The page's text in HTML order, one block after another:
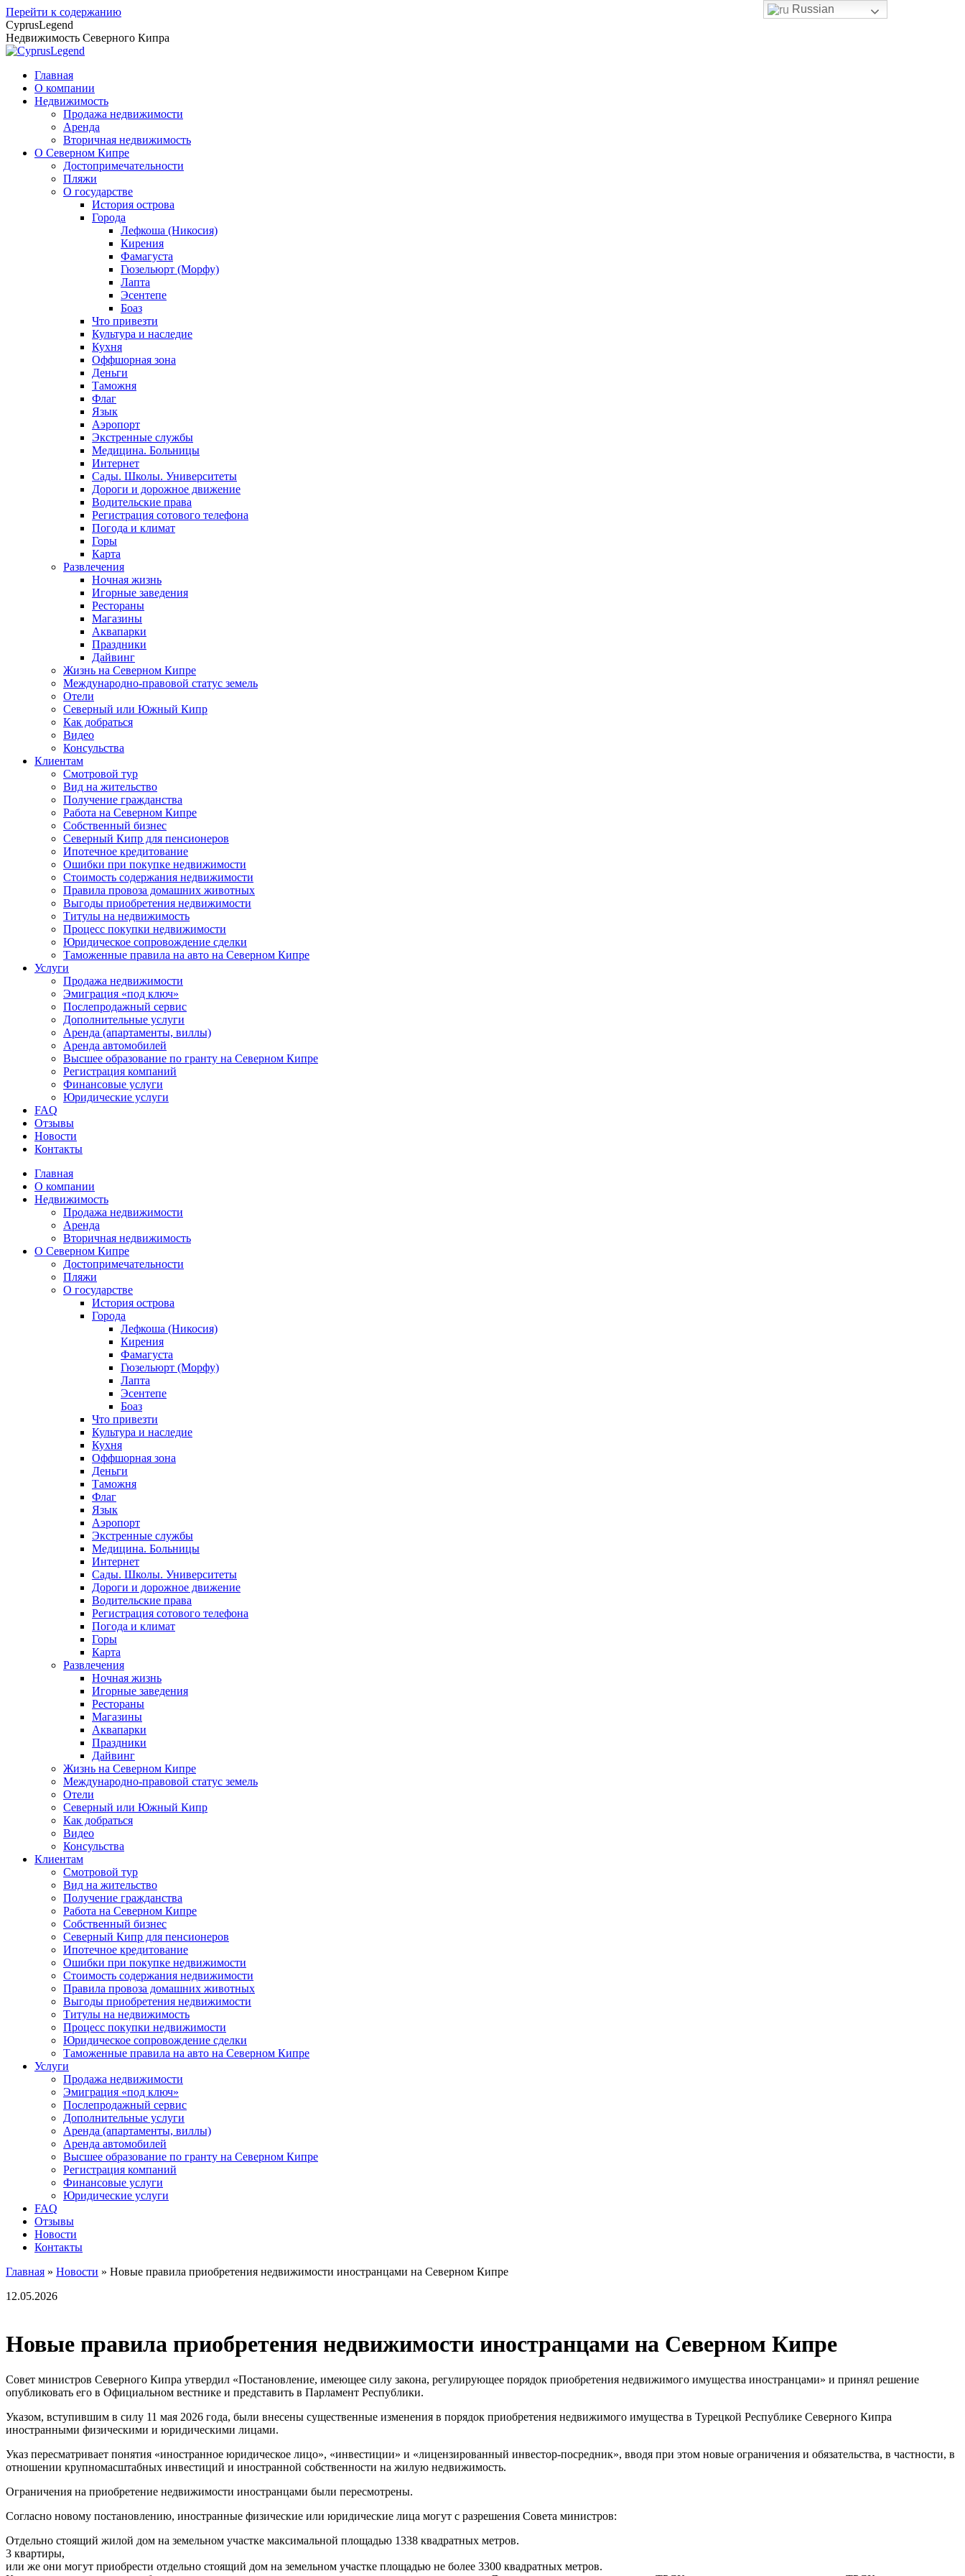
Перейти к содержанию
CyprusLegend
Недвижимость Северного Кипра
Главная
О компании
Недвижимость
Продажа недвижимости
Аренда
Вторичная недвижимость
О Северном Кипре
Достопримечательности
Пляжи
О государстве
История острова
Города
Лефкоша (Никосия)
Кирения
Фамагуста
Гюзельюрт (Морфу)
Лапта
Эсентепе
Боаз
Что привезти
Культура и наследие
Кухня
Оффшорная зона
Деньги
Таможня
Флаг
Язык
Аэропорт
Экстренные службы
Медицина. Больницы
Интернет
Сады. Школы. Университеты
Дороги и дорожное движение
Водительские права
Регистрация сотового телефона
Погода и климат
Горы
Карта
Развлечения
Ночная жизнь
Игорные заведения
Рестораны
Магазины
Аквапарки
Праздники
Дайвинг
Жизнь на Северном Кипре
Международно-правовой статус земель
Отели
Северный или Южный Кипр
Как добраться
Видео
Консульства
Клиентам
Смотровой тур
Вид на жительство
Получение гражданства
Работа на Северном Кипре
Собственный бизнес
Северный Кипр для пенсионеров
Ипотечное кредитование
Ошибки при покупке недвижимости
Стоимость содержания недвижимости
Правила провоза домашних животных
Выгоды приобретения недвижимости
Титулы на недвижимость
Процесс покупки недвижимости
Юридическое сопровождение сделки
Таможенные правила на авто на Северном Кипре
Услуги
Продажа недвижимости
Эмиграция «под ключ»
Послепродажный сервис
Дополнительные услуги
Аренда (апартаменты, виллы)
Аренда автомобилей
Высшее образование по гранту на Северном Кипре
Регистрация компаний
Финансовые услуги
Юридические услуги
FAQ
Отзывы
Новости
Контакты
Главная
О компании
Недвижимость
Продажа недвижимости
Аренда
Вторичная недвижимость
О Северном Кипре
Достопримечательности
Пляжи
О государстве
История острова
Города
Лефкоша (Никосия)
Кирения
Фамагуста
Гюзельюрт (Морфу)
Лапта
Эсентепе
Боаз
Что привезти
Культура и наследие
Кухня
Оффшорная зона
Деньги
Таможня
Флаг
Язык
Аэропорт
Экстренные службы
Медицина. Больницы
Интернет
Сады. Школы. Университеты
Дороги и дорожное движение
Водительские права
Регистрация сотового телефона
Погода и климат
Горы
Карта
Развлечения
Ночная жизнь
Игорные заведения
Рестораны
Магазины
Аквапарки
Праздники
Дайвинг
Жизнь на Северном Кипре
Международно-правовой статус земель
Отели
Северный или Южный Кипр
Как добраться
Видео
Консульства
Клиентам
Смотровой тур
Вид на жительство
Получение гражданства
Работа на Северном Кипре
Собственный бизнес
Северный Кипр для пенсионеров
Ипотечное кредитование
Ошибки при покупке недвижимости
Стоимость содержания недвижимости
Правила провоза домашних животных
Выгоды приобретения недвижимости
Титулы на недвижимость
Процесс покупки недвижимости
Юридическое сопровождение сделки
Таможенные правила на авто на Северном Кипре
Услуги
Продажа недвижимости
Эмиграция «под ключ»
Послепродажный сервис
Дополнительные услуги
Аренда (апартаменты, виллы)
Аренда автомобилей
Высшее образование по гранту на Северном Кипре
Регистрация компаний
Финансовые услуги
Юридические услуги
FAQ
Отзывы
Новости
Контакты
Главная » Новости » Новые правила приобретения недвижимости иностранцами на Северном Кипре
12.05.2026
Новые правила приобретения недвижимости иностранцами на Северном Кипре
Совет министров Северного Кипра утвердил «Постановление, имеющее силу закона, регулирующее порядок приобретения недвижимого имущества иностранцами» и принял решение
опубликовать его в Официальном вестнике и представить в Парламент Республики.
Указом, вступившим в силу 11 мая 2026 года, были внесены существенные изменения в порядок приобретения недвижимого имущества в Турецкой Республике Северного Кипра
иностранными физическими и юридическими лицами.
Указ пересматривает понятия «иностранное юридическое лицо», «инвестиции» и «лицензированный инвестор-посредник», вводя при этом новые ограничения и обязательства, в частности, в
отношении крупномасштабных инвестиций и иностранной собственности на жилую недвижимость.
Ограничения на приобретение недвижимости иностранцами были пересмотрены.
Согласно новому постановлению, иностранные физические или юридические лица могут с разрешения Совета министров:
Отдельно стоящий жилой дом на земельном участке максимальной площадью 1338 квадратных метров.
3 квартиры,
или же они могут приобрести отдельно стоящий дом на земельном участке площадью не более 3300 квадратных метров.
Russian